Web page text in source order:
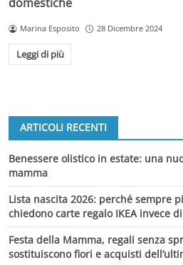
domestiche
Marina Esposito 28 Dicembre 2024
Leggi di più
ARTICOLI RECENTI
Benessere olistico in estate: una
mamma
Lista nascita 2026: perché sempre
chiedono carte regalo IKEA invece
Festa della Mamma, regali senza
sostituiscono fiori e acquisti